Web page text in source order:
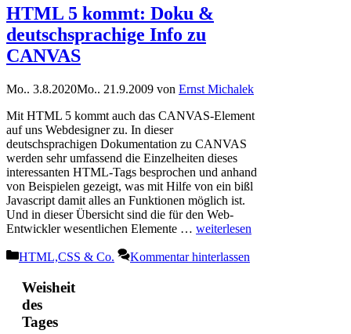
HTML 5 kommt: Doku &
deutschsprachige Info zu
CANVAS
Mo.. 3.8.2020Mo.. 21.9.2009 von Ernst Michalek
Mit HTML 5 kommt auch das CANVAS-Element
auf uns Webdesigner zu. In dieser
deutschsprachigen Dokumentation zu CANVAS
werden sehr umfassend die Einzelheiten dieses
interessanten HTML-Tags besprochen und anhand
von Beispielen gezeigt, was mit Hilfe von ein bißl
Javascript damit alles an Funktionen möglich ist.
Und in dieser Übersicht sind die für den Web-
Entwickler wesentlichen Elemente … weiterlesen
Kategorien
HTML,CSS & Co. Kommentar hinterlassen
Weisheit
des
Tages